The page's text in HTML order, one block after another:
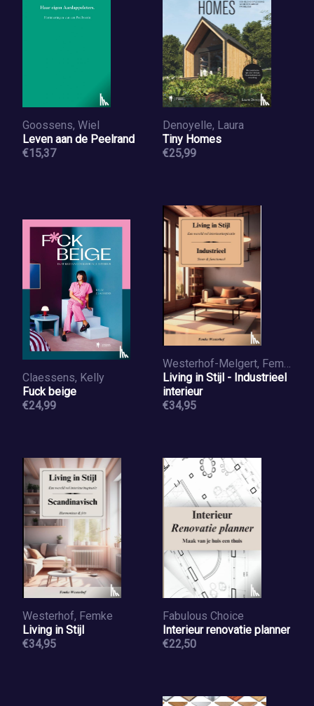
Goossens, Wiel
Leven aan de Peelrand
€15,37
Denoyelle, Laura
Tiny Homes
€25,99
Claessens, Kelly
Fuck beige
€24,99
Westerhof-Melgert, Femke
Living in Stijl - Industrieel
interieur
€34,95
Westerhof, Femke
Living in Stijl
€34,95
Fabulous Choice
Interieur renovatie planner
€22,50